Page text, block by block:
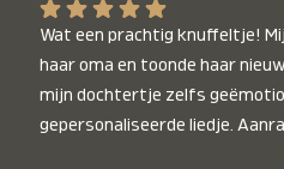
Wat een prachtig knuffeltje!
haar oma en toonde haar
mijn dochtertje zelfs
gepersonaliseerde liedje.